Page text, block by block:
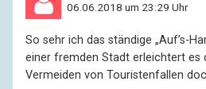
06.06.2018 um 23:29 Uhr
So sehr ich das ständige „Auf’s-
einer fremden Stadt erleichtert es
Vermeiden von Touristenfallen